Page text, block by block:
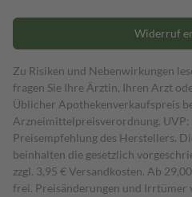
Widerruf
Zu Risiken und Nebenwirkungen
fragen Sie Ihre Ärztin, Ihren Arzt
Üblicher Apothekenverkaufspreis
Arzneimittelpreisverordnung.
Preisempfehlung des Herstellers.
beinhalten die gesetzlich
zzgl. 3,95 € Versandkosten. Ab
frei. Preisänderungen und Irrtümer